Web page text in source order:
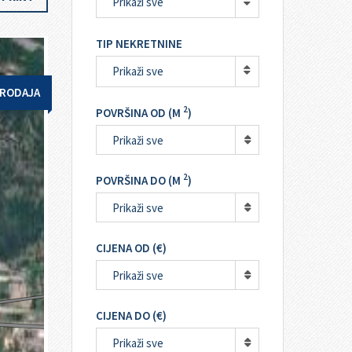
TIP NEKRETNINE
Prikaži sve
POVRŠINA OD (M 2)
Prikaži sve
POVRŠINA DO (M 2)
Prikaži sve
CIJENA OD (€)
Prikaži sve
CIJENA DO (€)
Prikaži sve